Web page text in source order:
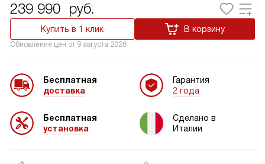
239 990 руб.
Купить в 1 клик В корзину
Обновление цен от 9 августа 2026
Бесплатная
доставка
Бесплатная
установка
Гарантия
2 года
Сделано в
Италии